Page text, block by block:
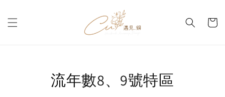
流年數8、9號特區